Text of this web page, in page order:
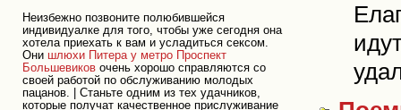
Неизбежно позвоните полюбившейся
индивидуалке для того, чтобы уже сегодня она
хотела приехать к вам и усладиться сексом.
Они шлюхи Питера у метро Проспект
Большевиков очень хорошо справляются со
своей работой по обслуживанию молодых
пацанов. | Станьте одним из тех удачников,
которые получат качественное прислуживание